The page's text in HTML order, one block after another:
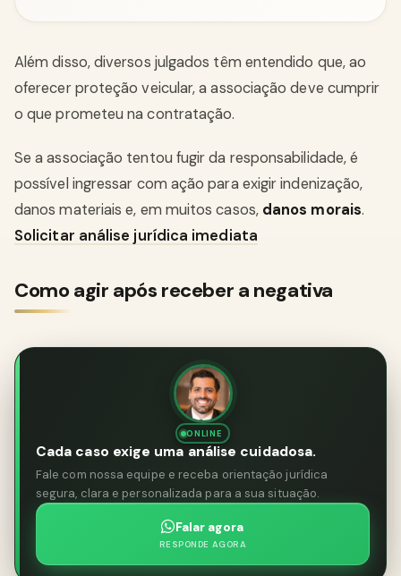
Além disso, diversos julgados têm entendido que, ao
oferecer proteção veicular, a associação deve cumprir
o que prometeu na contratação.
Se a associação tentou fugir da responsabilidade, é
possível ingressar com ação para exigir indenização,
danos materiais e, em muitos casos, danos morais.
Solicitar análise jurídica imediata
Como agir após receber a negativa
ONLINE
Cada caso exige uma análise cuidadosa.
Fale com nossa equipe e receba orientação jurídica
segura, clara e personalizada para a sua situação.
Falar agora
RESPONDE AGORA